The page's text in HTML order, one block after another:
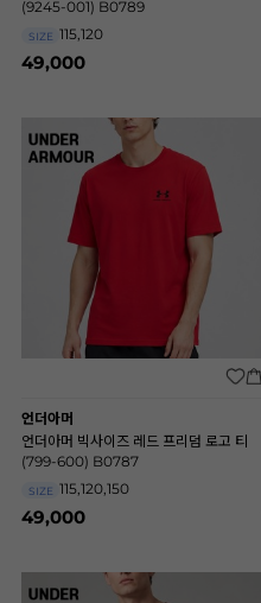
(9245-001) B0789
SIZE 115,120
49,000
언더아머
언더아머 빅사이즈 레드 프리덤 로고 티
(799-600) B0787
SIZE 115,120,150
49,000